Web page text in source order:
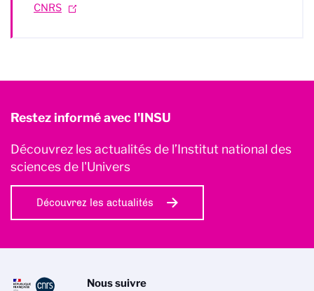
CNRS
Restez informé avec l'INSU
Découvrez les actualités de l’Institut national des
sciences de l'Univers
Découvrez les actualités
Nous suivre